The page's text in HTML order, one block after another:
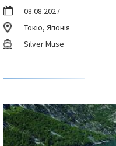
08.08.2027
Токіо, Японія
Silver Muse